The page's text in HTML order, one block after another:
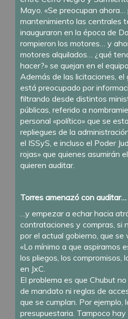
Mayo. «Se preocupan ahora…
mantenimiento las centrales
inauguraron en la época de
rompieron los motores… y
motores alquilados… ¿qué
hacer?» se quejan en el
Además de las licitaciones,
está preocupado por
filtrando desde distintos
públicas, referido a
personal «político» que se
repliegues de la
el ISSyS, e incluso el Poder
rojas» que quienes asumirán
quieren auditar.
Torres amenazó con auditar…
…y empezar a echar hacia
contrataciones y compras, si
por el actual gobierno, que se
«Lo mínimo a que aspiramos
los pliegos, los compromisos,
en JxC.
El problema es que Chubut
de mandato ni reglas de
que se cumplan. Por ejemplo,
presupuestaria. Tampoco hay